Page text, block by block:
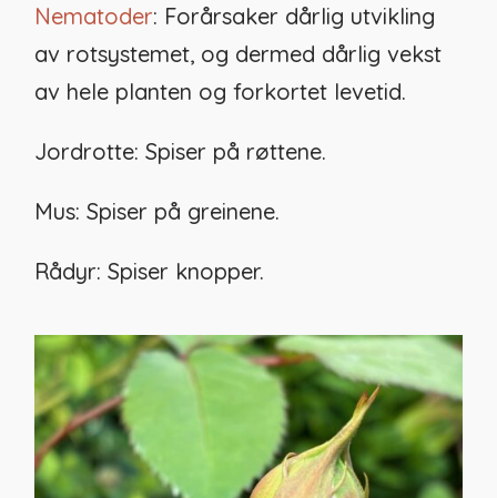
Nematoder: Forårsaker dårlig utvikling
av rotsystemet, og dermed dårlig vekst
av hele planten og forkortet levetid.
Jordrotte: Spiser på røttene.
Mus: Spiser på greinene.
Rådyr: Spiser knopper.